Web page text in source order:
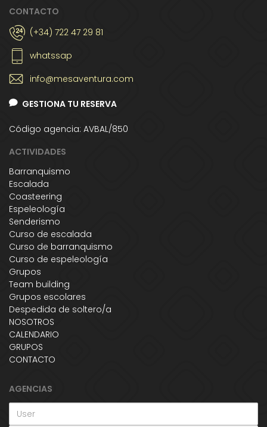
CONTACTO
(+34) 722 47 29 81
whatssap
info@mesaventura.com
GESTIONA TU RESERVA
Código agencia: AVBAL/850
ACTIVIDADES
Barranquismo
Escalada
Coasteering
Espeleología
Senderismo
Curso de escalada
Curso de barranquismo
Curso de espeleología
Grupos
Team building
Grupos escolares
Despedida de soltero/a
NOSOTROS
CALENDARIO
GRUPOS
CONTACTO
AGENCIAS